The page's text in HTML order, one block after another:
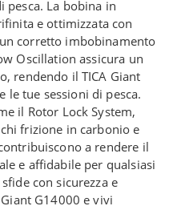
pesca. La bobina in
e ottimizzata con
corretto imbobinamento
Oscillation assicura un
rendendo il TICA Giant
le tue sessioni di pesca.
il Rotor Lock System,
frizione in carbonio e
a rendere il
e affidabile per qualsiasi
con sicurezza e
G14000 e vivi